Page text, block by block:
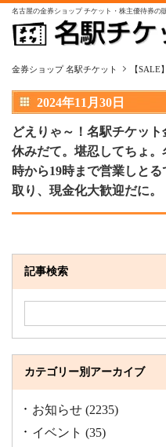
名古屋の金券ショップ チケット・株主優待券の
金券ショップ 名駅チケット 【SALE
2024年11月30日
どえりゃ～！名駅チケッ
休みだて。堪忍してちょ
時から19時まで営業しと
取り、現金化大歓迎だに。
記事検索
カテゴリー別アーカイブ
お知らせ (2235)
イベント (35)